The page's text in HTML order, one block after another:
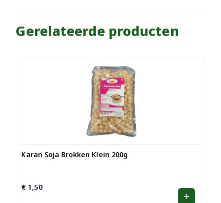
Gerelateerde producten
Karan Soja Brokken Klein 200g
€ 1,50